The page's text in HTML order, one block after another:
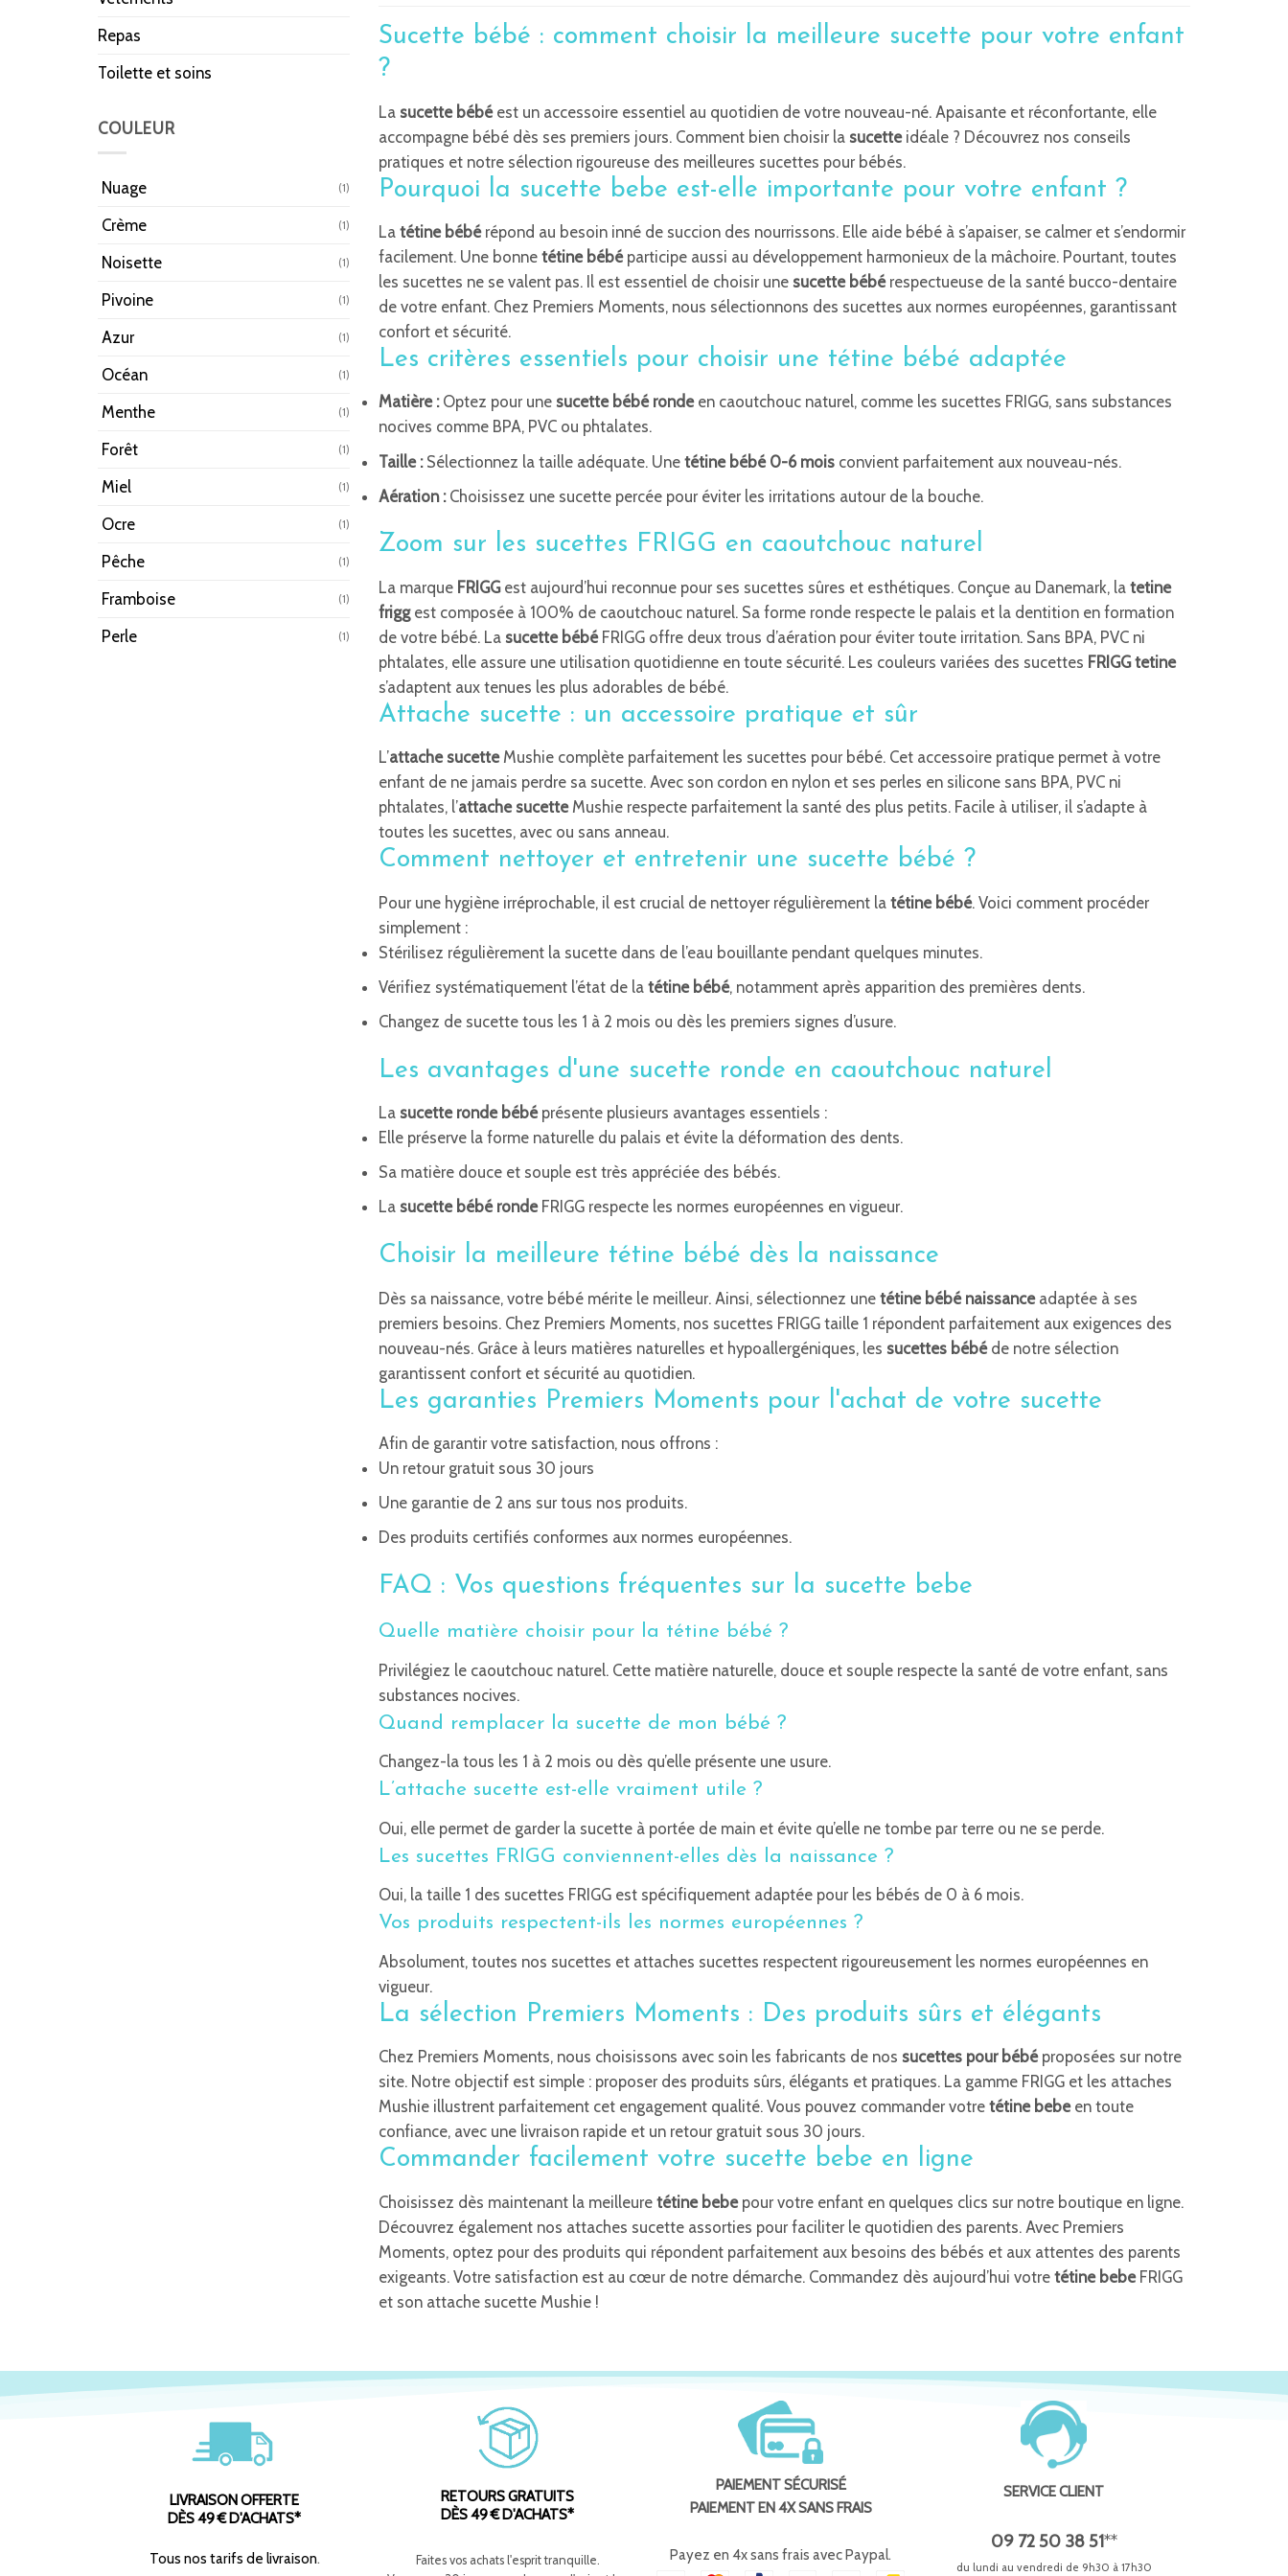
Repas
Toilette et soins
COULEUR
Nuage (1)
Crème (1)
Noisette (1)
Pivoine (1)
Azur (1)
Océan (1)
Menthe (1)
Forêt (1)
Miel (1)
Ocre (1)
Pêche (1)
Framboise (1)
Perle (1)
sur
la
produit
Sucette bébé : comment choisir la meilleure sucette pour votre enfant
?
La sucette bébéest un accessoire essentiel au quotidien de votre nouveau-né. Apaisante et réconfortante, elle
accompagne bébé dès ses premiers jours. Comment bien choisir la sucetteidéale ? Découvrez nos conseils
pratiques et notre sélection rigoureuse des meilleures sucettes pour bébés.
Pourquoi la sucette bebe est-elle importante pour votre enfant ?
La tétine bébérépond au besoin inné de succion des nourrissons. Elle aide bébé à s’apaiser, se calmer et s’endormir
facilement. Une bonne tétine bébéparticipe aussi au développement harmonieux de la mâchoire. Pourtant, toutes
les sucettes ne se valent pas. Il est essentiel de choisir une sucette bébérespectueuse de la santé bucco-dentaire
de votre enfant. Chez Premiers Moments, nous sélectionnons des sucettes aux normes européennes, garantissant
confort et sécurité.
Les critères essentiels pour choisir une tétine bébé adaptée
Matière :Optez pour une sucette bébé ronde en caoutchouc naturel, comme les sucettes FRIGG, sans substances
nocives comme BPA, PVC ou phtalates.
Taille :Sélectionnez la taille adéquate. Une tétine bébé 0-6 moisconvient parfaitement aux nouveau-nés.
Aération :Choisissez une sucette percée pour éviter les irritations autour de la bouche.
Zoom sur les sucettes FRIGG en caoutchouc naturel
La marque FRIGGest aujourd’hui reconnue pour ses sucettes sûres et esthétiques. Conçue au Danemark, la tetine
friggest composée à 100% de caoutchouc naturel. Sa forme ronde respecte le palais et la dentition en formation
de votre bébé. La sucette bébéFRIGG offre deux trous d’aération pour éviter toute irritation. Sans BPA, PVC ni
phtalates, elle assure une utilisation quotidienne en toute sécurité. Les couleurs variées des sucettes FRIGG tetine
s’adaptent aux tenues les plus adorables de bébé.
Attache sucette : un accessoire pratique et sûr
L’attache sucetteMushie complète parfaitement les sucettes pour bébé. Cet accessoire pratique permet à votre
enfant de ne jamais perdre sa sucette. Avec son cordon en nylon et ses perles en silicone sans BPA, PVC ni
phtalates, l’attache sucetteMushie respecte parfaitement la santé des plus petits. Facile à utiliser, il s’adapte à
toutes les sucettes, avec ou sans anneau.
Comment nettoyer et entretenir une sucette bébé ?
Pour une hygiène irréprochable, il est crucial de nettoyer régulièrement la tétine bébé. Voici comment procéder
simplement :
Stérilisez régulièrement la sucette dans de l’eau bouillante pendant quelques minutes.
Vérifiez systématiquement l’état de la tétine bébé, notamment après apparition des premières dents.
Changez de sucette tous les 1 à 2 mois ou dès les premiers signes d’usure.
Les avantages d'une sucette ronde en caoutchouc naturel
La sucette ronde bébéprésente plusieurs avantages essentiels :
Elle préserve la forme naturelle du palais et évite la déformation des dents.
Sa matière douce et souple est très appréciée des bébés.
La sucette bébé rondeFRIGG respecte les normes européennes en vigueur.
Choisir la meilleure tétine bébé dès la naissance
Dès sa naissance, votre bébé mérite le meilleur. Ainsi, sélectionnez une tétine bébé naissanceadaptée à ses
premiers besoins. Chez Premiers Moments, nos sucettes FRIGG taille 1 répondent parfaitement aux exigences des
nouveau-nés. Grâce à leurs matières naturelles et hypoallergéniques, les sucettes bébéde notre sélection
garantissent confort et sécurité au quotidien.
Les garanties Premiers Moments pour l'achat de votre sucette
Afin de garantir votre satisfaction, nous offrons :
Un retour gratuit sous 30 jours
Une garantie de 2 ans sur tous nos produits.
Des produits certifiés conformes aux normes européennes.
FAQ : Vos questions fréquentes sur la sucette bebe
Quelle matière choisir pour la tétine bébé ?
Privilégiez le caoutchouc naturel. Cette matière naturelle, douce et souple respecte la santé de votre enfant, sans
substances nocives.
Quand remplacer la sucette de mon bébé ?
Changez-la tous les 1 à 2 mois ou dès qu’elle présente une usure.
L’attache sucette est-elle vraiment utile ?
Oui, elle permet de garder la sucette à portée de main et évite qu’elle ne tombe par terre ou ne se perde.
Les sucettes FRIGG conviennent-elles dès la naissance ?
Oui, la taille 1 des sucettes FRIGG est spécifiquement adaptée pour les bébés de 0 à 6 mois.
Vos produits respectent-ils les normes européennes ?
Absolument, toutes nos sucettes et attaches sucettes respectent rigoureusement les normes européennes en
vigueur.
La sélection Premiers Moments : Des produits sûrs et élégants
Chez Premiers Moments, nous choisissons avec soin les fabricants de nos sucettes pour bébéproposées sur notre
site. Notre objectif est simple : proposer des produits sûrs, élégants et pratiques. La gamme FRIGG et les attaches
Mushie illustrent parfaitement cet engagement qualité. Vous pouvez commander votre tétine bebeen toute
confiance, avec une livraison rapide et un retour gratuit sous 30 jours.
Commander facilement votre sucette bebe en ligne
Choisissez dès maintenant la meilleure tétine bebepour votre enfant en quelques clics sur notre boutique en ligne.
Découvrez également nos attaches sucette assorties pour faciliter le quotidien des parents. Avec Premiers
Moments, optez pour des produits qui répondent parfaitement aux besoins des bébés et aux attentes des parents
exigeants. Votre satisfaction est au cœur de notre démarche. Commandez dès aujourd’hui votre tétine bebeFRIGG
et son attache sucette Mushie !
LIVRAISON OFFERTE
DÈS 49 € D'ACHATS*
Tous nos tarifs de livraison.
RETOURS GRATUITS
DÈS 49 € D'ACHATS*
Faites vos achats l'esprit tranquille.
PAIEMENT SÉCURISÉ
PAIEMENT EN 4X SANS FRAIS
Payez en 4x sans frais avec Paypal.
SERVICE CLIENT
09 72 50 38 51**
du lundi au vendredi de 9h30 à 17h30